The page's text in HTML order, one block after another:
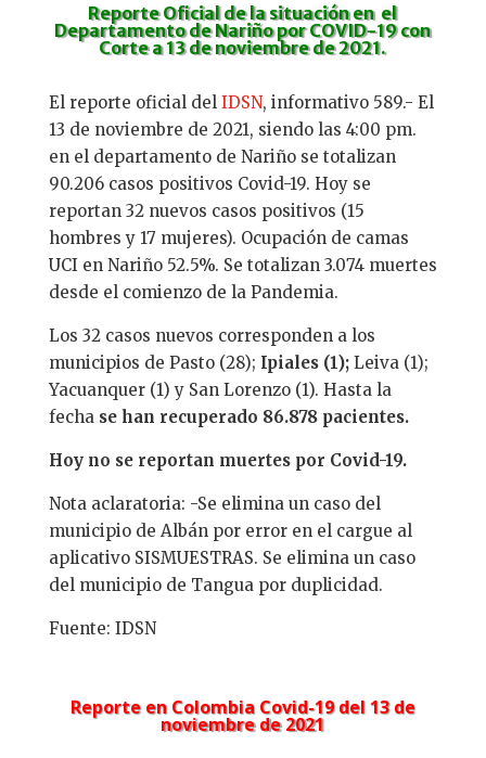
Reporte Oficialde la situación en el
Departamento de Nariño por COVID-19 con
Corte a 13 de noviembre de 2021.
El reporte oficial del IDSN, informativo 589.- El
13 de noviembre de 2021, siendo las 4:00 pm.
en el departamento de Nariño se totalizan
90.206 casos positivos Covid-19. Hoy se
reportan 32 nuevos casos positivos (15
hombres y 17 mujeres). Ocupación de camas
UCI en Nariño 52.5%. Se totalizan 3.074 muertes
desde el comienzo de la Pandemia.
Los 32 casos nuevos corresponden a los
municipios de Pasto (28); Ipiales (1);Leiva (1);
Yacuanquer (1) y San Lorenzo (1). Hasta la
fecha se han recuperado 86.878 pacientes.
Hoy no se reportan muertes por Covid-19.
Nota aclaratoria: -Se elimina un caso del
municipio de Albán por error en el cargue al
aplicativo SISMUESTRAS. Se elimina un caso
del municipio de Tangua por duplicidad.
Fuente: IDSN
Reporte en Colombia Covid-19 del 13 de
noviembre de 2021